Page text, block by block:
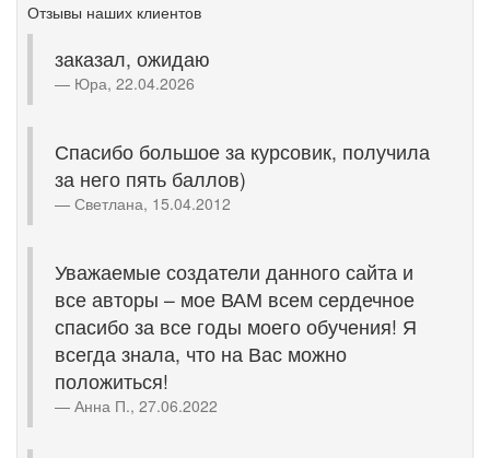
Отзывы наших клиентов
заказал, ожидаю
Юра, 22.04.2026
Спасибо большое за курсовик, получила
за него пять баллов)
Светлана, 15.04.2012
Уважаемые создатели данного сайта и
все авторы – мое ВАМ всем сердечное
спасибо за все годы моего обучения! Я
всегда знала, что на Вас можно
положиться!
Анна П., 27.06.2022